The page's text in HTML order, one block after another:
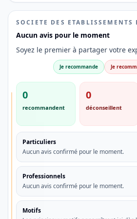
Aucun avis pour le moment
Soyez le premier à partager votre
Je recommande Je
0
recommandent
0
déconseillent
Particuliers
Aucun avis confirmé pour le moment.
Professionnels
Aucun avis confirmé pour le moment.
Motifs
SÉLECTION
PROS
💳
Découvrez
une
alternative
aux